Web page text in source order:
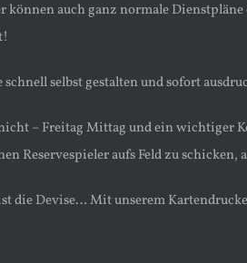
können auch ganz normale
schnell selbst gestalten und sofort
– Freitag Mittag und ein wichtiger
Reservespieler aufs Feld zu
die Devise… Mit unserem